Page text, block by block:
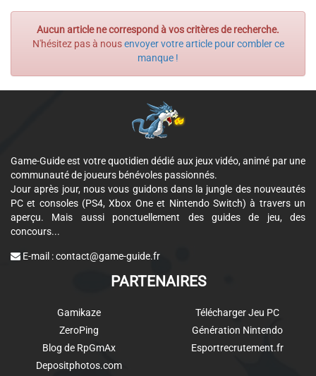
Aucun article ne correspond à vos critères de recherche.
N'hésitez pas à nousenvoyer votre article pour combler ce
manque !
Game-Guide est votre quotidien dédié aux jeux vidéo, animé par une
communauté de joueurs bénévoles passionnés.
Jour après jour, nous vous guidons dans la jungle des nouveautés
PC et consoles (PS4, Xbox One et Nintendo Switch) à travers un
aperçu. Mais aussi ponctuellement des guides de jeu, des
concours...
E-mail :contact@game-guide.fr
PARTENAIRES
Gamikaze
ZeroPing
Blog de RpGmAx
Depositphotos.com
Télécharger Jeu PC
Génération Nintendo
Esportrecrutement.fr